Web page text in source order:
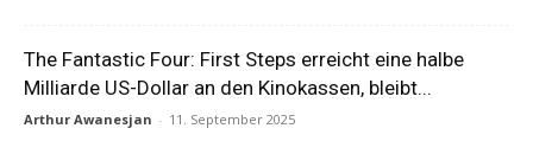
The Fantastic Four: First Steps erreicht eine halbe
Milliarde US-Dollar an den Kinokassen, bleibt...
Arthur Awanesjan - 11. September 2025